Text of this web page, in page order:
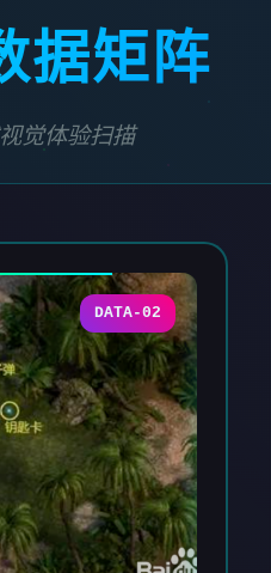
据矩阵
觉体验扫描
DATA-02